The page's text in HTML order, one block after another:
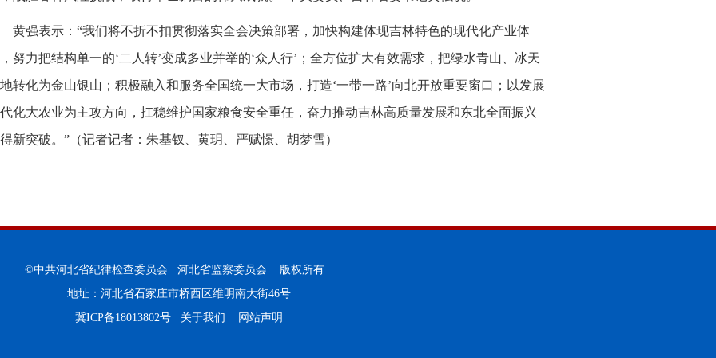
黄强表示：“我们将不折不扣贯彻落实全会决策部署，加快构建体现吉林特色的现代化产业体
努力把结构单一的‘二人转’变成多业并举的‘众人行’；全方位扩大有效需求，把绿水青山、冰天
转化为金山银山；积极融入和服务全国统一大市场，打造‘一带一路’向北开放重要窗口；以发展
化大农业为主攻方向，扛稳维护国家粮食安全重任，奋力推动吉林高质量发展和东北全面振兴
新突破。”（记者记者：朱基钗、黄玥、严赋憬、胡梦雪）
©中共河北省纪律检查委员会 河北省监察委员会 版权所有
地址：河北省石家庄市桥西区维明南大街46号
冀ICP备18013802号
关于我们 网站声明